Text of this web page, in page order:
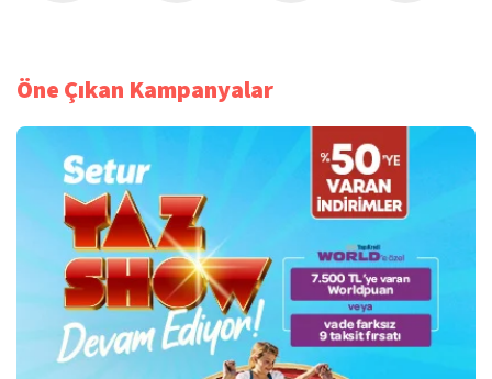
Öne Çıkan Kampanyalar